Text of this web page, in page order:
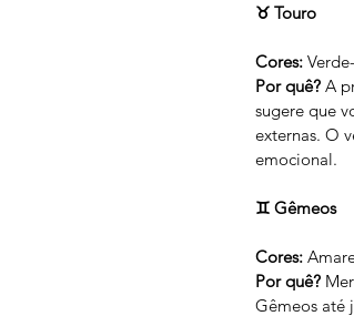
♉ Touro
Cores:
Por quê? A
sugere que
externas. O
emocional.
♊ Gêmeos
Cores:
Por quê?
Gêmeos até